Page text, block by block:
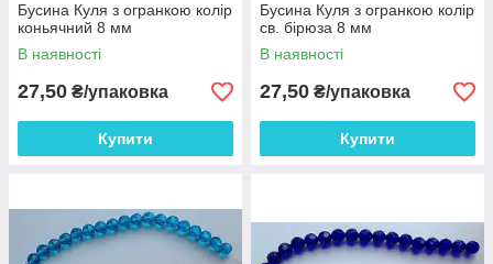
Бусина Куля з огранкою колір
коньячний 8 мм
В наявності
27,50 ₴/упаковка
Купити
Бусина Куля з огранкою колір
св. бірюза 8 мм
В наявності
27,50 ₴/упаковка
Купити